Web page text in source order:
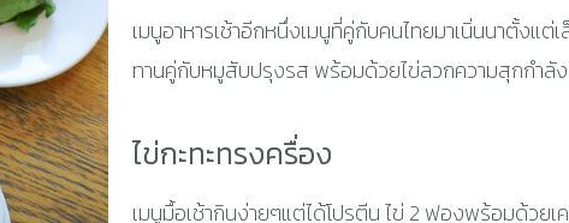
เมนูอาหารเช้าอีกหนึ่งเมนูที่คู่กับคนไทยมาเนิ่นนาตั้งแต่
ทานคู่กับหมูสับปรุงรส พร้อมด้วยไข่ลวกความสุกกำลั
ไข่กะทะทรงครื่อง
เมนูมื้อเช้ากินง่ายๆแต่ได้โปรตีน ไข่ 2 ฟองพร้อมด้วย